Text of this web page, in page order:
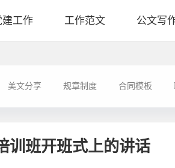
建工作 工作范文 公文写
美文分享 规章制度 合同模板
训班开班式上的讲话